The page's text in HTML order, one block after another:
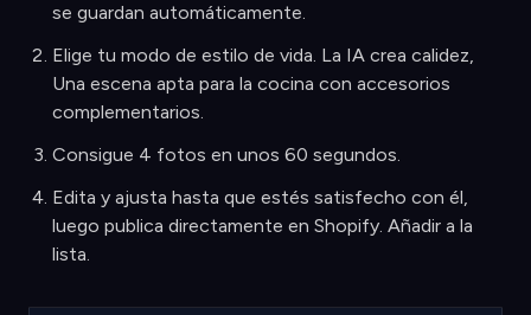
se guardan automáticamente.
Elige tu modo de estilo de vida. La IA crea calidez,
Una escena apta para la cocina con accesorios
complementarios.
Consigue 4 fotos en unos 60 segundos.
Edita y ajusta hasta que estés satisfecho con él,
luego publica directamente en Shopify. Añadir a la
lista.